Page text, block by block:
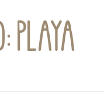
Playa